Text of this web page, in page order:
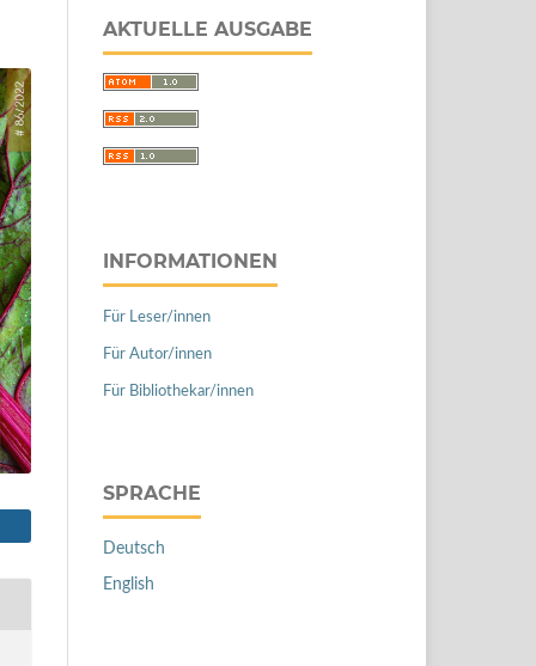
AKTUELLE AUSGABE
INFORMATIONEN
Für Leser/innen
Für Autor/innen
Für Bibliothekar/innen
SPRACHE
Deutsch
English